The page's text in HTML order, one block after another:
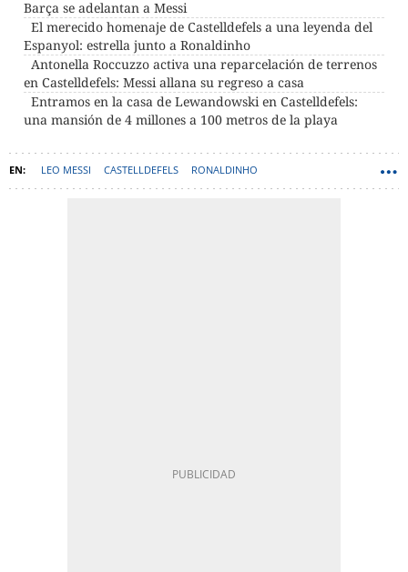
Barça se adelantan a Messi
El merecido homenaje de Castelldefels a una leyenda del
Espanyol: estrella junto a Ronaldinho
Antonella Roccuzzo activa una reparcelación de terrenos
en Castelldefels: Messi allana su regreso a casa
Entramos en la casa de Lewandowski en Castelldefels:
una mansión de 4 millones a 100 metros de la playa
LEO MESSI CASTELLDEFELS RONALDINHO